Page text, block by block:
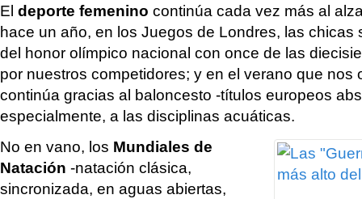
El deporte femenino continúa cada vez más al
hace un año, en los Juegos de Londres, las chicas
del honor olímpico nacional con once de las
por nuestros competidores; y en el verano que nos
continúa gracias al baloncesto -títulos europeos
especialmente, a las disciplinas acuáticas.
No en vano, los Mundiales de
Natación -natación clásica,
sincronizada, en aguas abiertas,